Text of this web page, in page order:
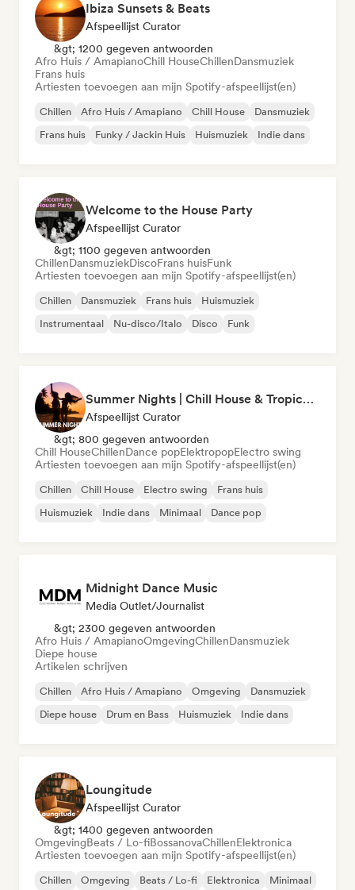
Ibiza Sunsets & Beats
Afspeellijst Curator
&gt; 1200 gegeven antwoorden
Afro Huis / AmapianoChill HouseChillenDansmuziek
Frans huis
Artiesten toevoegen aan mijn Spotify-afspeellijst(en)
Chillen Afro Huis / Amapiano Chill House
Dansmuziek
Frans huis
Funky / Jackin Huis Huismuziek Indie dans
Welcome to the House Party
Afspeellijst Curator
&gt; 1100 gegeven antwoorden
ChillenDansmuziekDiscoFrans huisFunk
Artiesten toevoegen aan mijn Spotify-afspeellijst(en)
Chillen Dansmuziek Frans huis
Huismuziek
Instrumentaal
Nu-disco/Italo Disco Funk
Summer Nights | Chill House & Tropical Beats
Afspeellijst Curator
&gt; 800 gegeven antwoorden
Chill HouseChillenDance popElektropopElectro swing
Artiesten toevoegen aan mijn Spotify-afspeellijst(en)
Chillen Chill House Electro swing
Frans huis
Huismuziek
Indie dans Minimaal Dance pop
Midnight Dance Music
Media Outlet/Journalist
&gt; 2300 gegeven antwoorden
Afro Huis / AmapianoOmgevingChillenDansmuziek
Diepe house
Artikelen schrijven
Chillen Afro Huis / Amapiano Omgeving
Dansmuziek
Diepe house
Drum en Bass Huismuziek Indie dans
Loungitude
Afspeellijst Curator
&gt; 1400 gegeven antwoorden
OmgevingBeats / Lo-fiBossanovaChillenElektronica
Artiesten toevoegen aan mijn Spotify-afspeellijst(en)
Chillen Omgeving Beats / Lo-fi Elektronica
Minimaal